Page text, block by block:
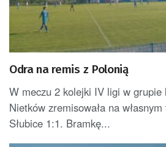
Odra na remis z Polonią
W meczu 2 kolejki IV ligi w grupie
Nietków zremisowała na
Słubice 1:1. Bramkę...